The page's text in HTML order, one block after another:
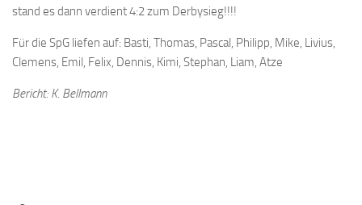
stand es dann verdient 4:2 zum Derbysieg!!!!
Für die SpG liefen auf: Basti, Thomas, Pascal, Philipp, Mike, Livius,
Clemens, Emil, Felix, Dennis, Kimi, Stephan, Liam, Atze
Bericht: K. Bellmann